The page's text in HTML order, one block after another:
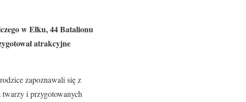
w Ełku, 44 Batalionu
atrakcyjne
zapoznawali się z
twarzy i przygotowanych